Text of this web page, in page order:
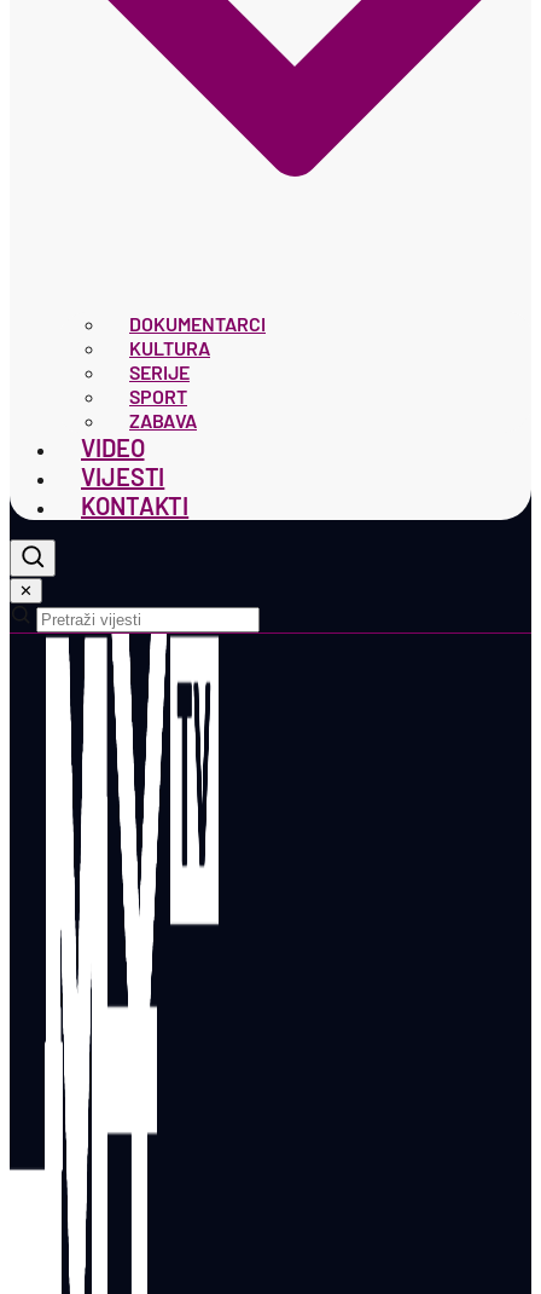
DOKUMENTARCI
KULTURA
SERIJE
SPORT
ZABAVA
VIDEO
VIJESTI
KONTAKTI
✕